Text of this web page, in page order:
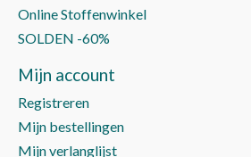
Online Stoffenwinkel
SOLDEN -60%
Mijn account
Registreren
Mijn bestellingen
Mijn verlanglijst